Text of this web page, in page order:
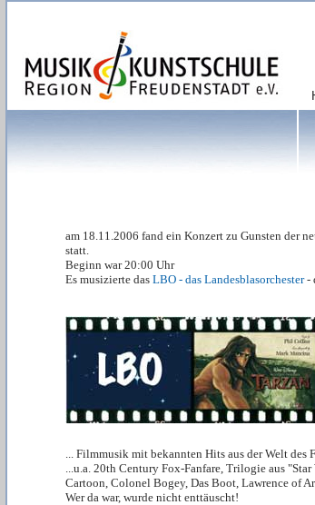
am 18.11.2006 fand ein Konzert zu Gunsten der
statt.
Beginn war 20:00 Uhr
Es musizierte das LBO - das Landesblasorchester-
... Filmmusik mit bekannten Hits aus der Welt des
...u.a. 20th Century Fox-Fanfare, Trilogie aus
Cartoon, Colonel Bogey, Das Boot, Lawrence of
Wer da war, wurde nicht enttäuscht!